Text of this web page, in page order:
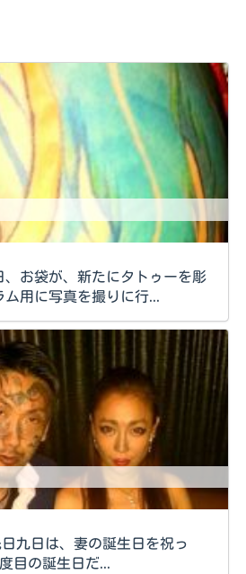
、お袋が、新たにタトゥーを彫
用に写真を撮りに行...
目の誕生日だ...